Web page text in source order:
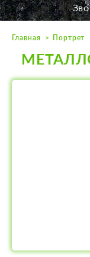
Главная Портрет